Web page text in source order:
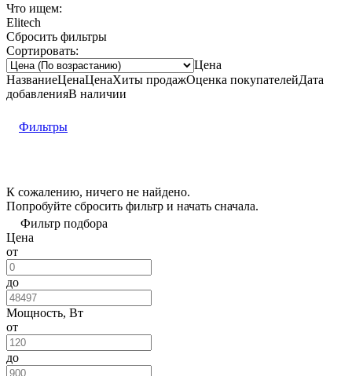
Что ищем:
Elitech
Сбросить фильтры
Сортировать:
Цена
НазваниеЦенаЦенаХиты продажОценка покупателейДата
добавленияВ наличии
Фильтры
К сожалению, ничего не найдено.
Попробуйте сбросить фильтр и начать сначала.
Фильтр подбора
Цена
от
до
Мощность, Вт
от
до